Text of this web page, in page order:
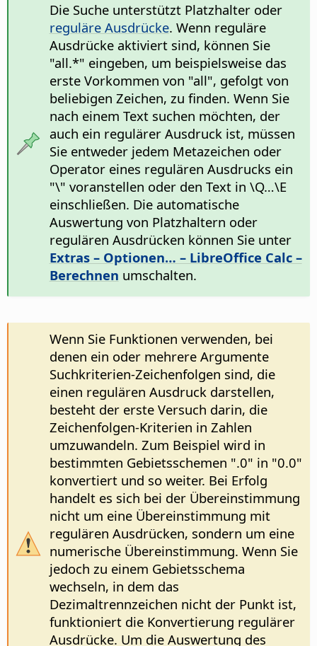
Die Suche unterstützt Platzhalter oder
reguläre Ausdrücke. Wenn reguläre
Ausdrücke aktiviert sind, können Sie
"all.*" eingeben, um beispielsweise das
erste Vorkommen von "all", gefolgt von
beliebigen Zeichen, zu finden. Wenn Sie
nach einem Text suchen möchten, der
auch ein regulärer Ausdruck ist, müssen
Sie entweder jedem Metazeichen oder
Operator eines regulären Ausdrucks ein
"\" voranstellen oder den Text in \Q…\E
einschließen. Die automatische
Auswertung von Platzhaltern oder
regulären Ausdrücken können Sie unter
Extras – Optionen… – LibreOffice Calc –
Berechnen umschalten.
Wenn Sie Funktionen verwenden, bei
denen ein oder mehrere Argumente
Suchkriterien-Zeichenfolgen sind, die
einen regulären Ausdruck darstellen,
besteht der erste Versuch darin, die
Zeichenfolgen-Kriterien in Zahlen
umzuwandeln. Zum Beispiel wird in
bestimmten Gebietsschemen ".0" in "0.0"
konvertiert und so weiter. Bei Erfolg
handelt es sich bei der Übereinstimmung
nicht um eine Übereinstimmung mit
regulären Ausdrücken, sondern um eine
numerische Übereinstimmung. Wenn Sie
jedoch zu einem Gebietsschema
wechseln, in dem das
Dezimaltrennzeichen nicht der Punkt ist,
funktioniert die Konvertierung regulärer
Ausdrücke. Um die Auswertung des